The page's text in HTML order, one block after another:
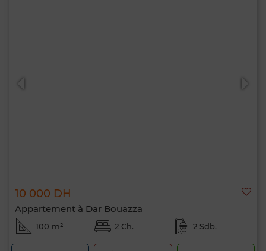
10 000 DH
Appartement à Dar Bouazza
100 m² 2 Ch. 2 Sdb.